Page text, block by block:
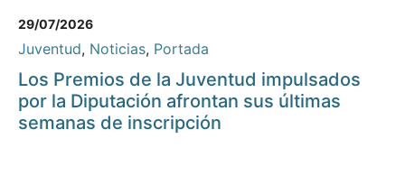
29/07/2026
Juventud, Noticias, Portada
Los Premios de la Juventud impulsados
por la Diputación afrontan sus últimas
semanas de inscripción